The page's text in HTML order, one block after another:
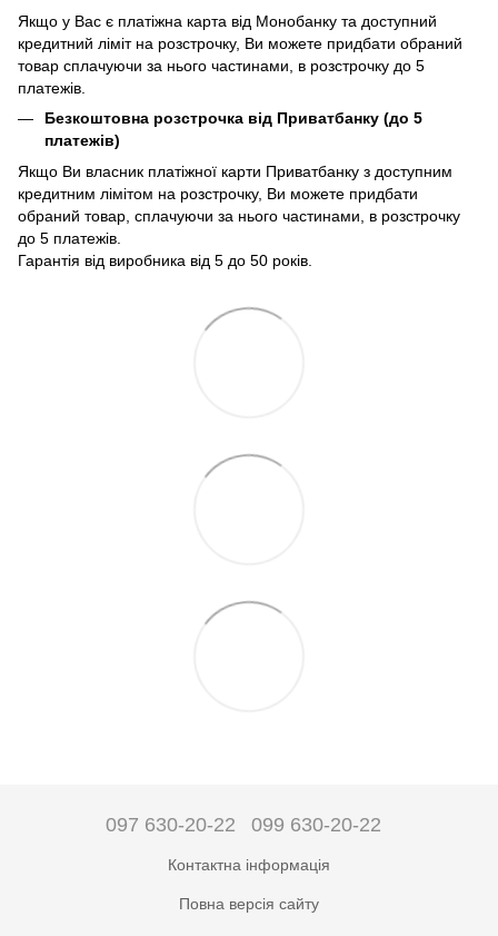
Якщо у Вас є платіжна карта від Монобанку та доступний
кредитний ліміт на розстрочку, Ви можете придбати обраний
товар сплачуючи за нього частинами, в розстрочку до 5
платежів.
Безкоштовна розстрочка від Приватбанку (до 5
платежів)
Якщо Ви власник платіжної карти Приватбанку з доступним
кредитним лімітом на розстрочку, Ви можете придбати
обраний товар, сплачуючи за нього частинами, в розстрочку
до 5 платежів.
Гарантія від виробника від 5 до 50 років.
097 630-20-22 099 630-20-22
Контактна інформація
Повна версія сайту